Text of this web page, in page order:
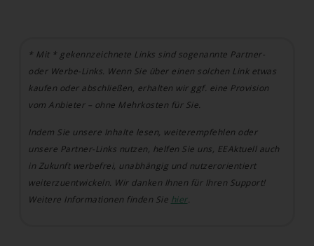
* Mit * gekennzeichnete Links sind sogenannte Partner-
oder Werbe-Links. Wenn Sie über einen solchen Link etwas
kaufen oder abschließen, erhalten wir ggf. eine Provision
vom Anbieter – ohne Mehrkosten für Sie.
Indem Sie unsere Inhalte lesen, weiterempfehlen oder
unsere Partner-Links nutzen, helfen Sie uns, EEAktuell auch
in Zukunft werbefrei, unabhängig und nutzerorientiert
weiterzuentwickeln. Wir danken Ihnen für Ihren Support!
Weitere Informationen finden Sie hier.